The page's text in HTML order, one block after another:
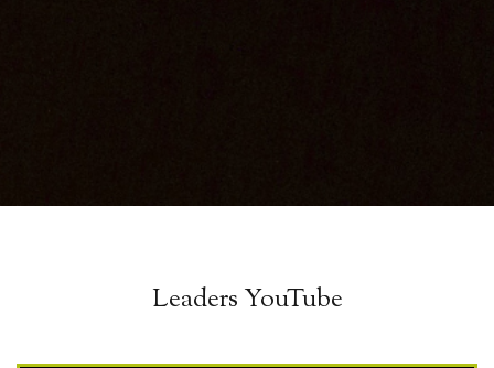
Leaders YouTube